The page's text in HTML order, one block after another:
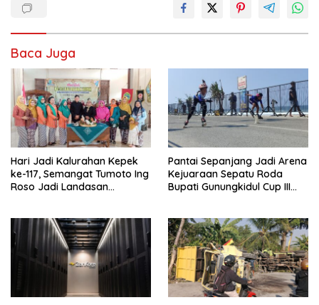
Baca Juga
Hari Jadi Kalurahan Kepek
ke-117, Semangat Tumoto Ing
Roso Jadi Landasan
Pantai Sepanjang Jadi Arena
Kejuaraan Sepatu Roda
Bupati Gunungkidul Cup III
Tourism